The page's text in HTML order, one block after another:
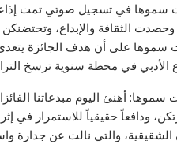
سموها في تسجيل صوتي تمت
وحصدت الثقافة والإبداع،
سموها على أن هدف الجائزة
الأدبي في محطة سنوية ترسخ
سموها: أهنئ اليوم مبدعاتنا
ودافعاً حقيقياً للاستمرار في
والتي نالت عن جدارة